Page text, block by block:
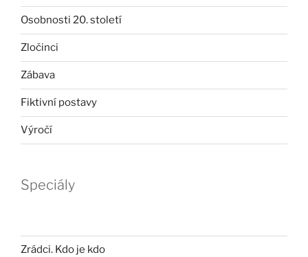
Osobnosti 20. století
Zločinci
Zábava
Fiktivní postavy
Výročí
Speciály
Zrádci. Kdo je kdo